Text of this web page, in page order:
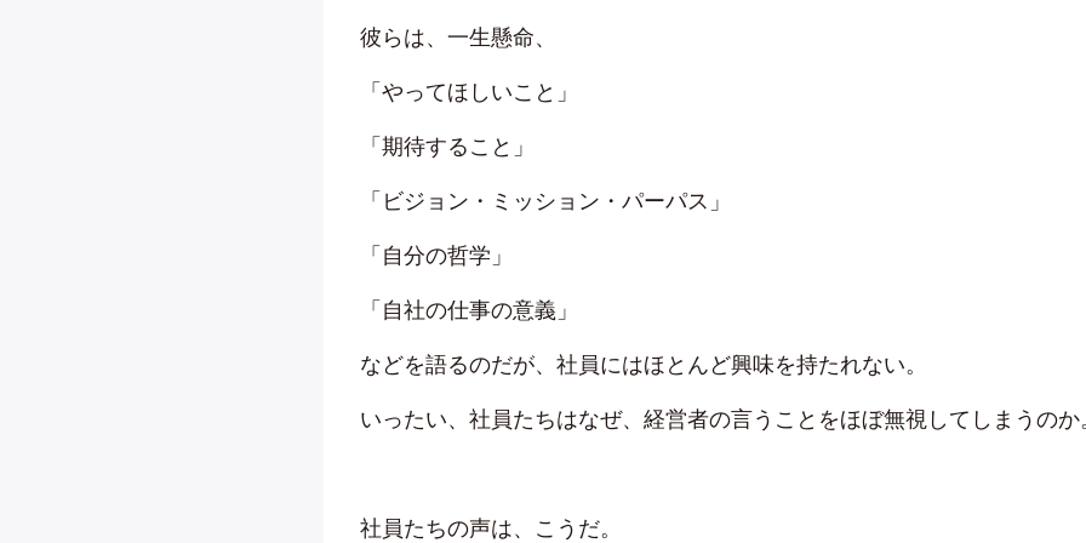
彼らは、一生懸命、
「やってほしいこと」
「期待すること」
「ビジョン・ミッション・パーパス」
「自分の哲学」
「自社の仕事の意義」
などを語るのだが、社員にはほとんど興味を持たれない。
いったい、社員たちはなぜ、経営者の言うことをほぼ無視してしまうのか
社員たちの声は、こうだ。